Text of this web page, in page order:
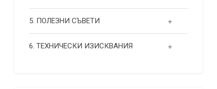
5. ПОЛЕЗНИ СЪВЕТИ
6. ТЕХНИЧЕСКИ ИЗИСКВАНИЯ